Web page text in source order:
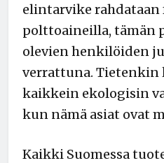
elintarvike
polttoaineilla, tämän
olevien henkilöiden
verrattuna. Tietenkin
kaikkein ekologisin
kun nämä asiat ovat
Kaikki Suomessa